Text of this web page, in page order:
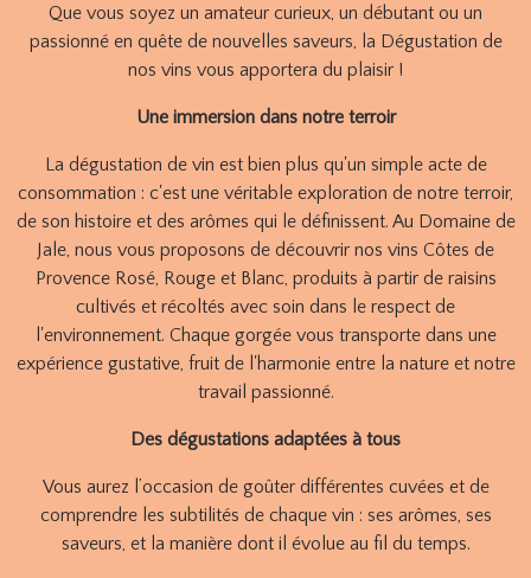
Que vous soyez un amateur curieux, un débutant ou un
passionné en quête de nouvelles saveurs, la Dégustation de
nos vins vous apportera du plaisir !
Une immersion dans notre terroir
La dégustation de vin est bien plus qu'un simple acte de
consommation : c'est une véritable exploration de notre terroir,
de son histoire et des arômes qui le définissent. Au Domaine de
Jale, nous vous proposons de découvrir nos vins Côtes de
Provence Rosé, Rouge et Blanc, produits à partir de raisins
cultivés et récoltés avec soin dans le respect de
l'environnement. Chaque gorgée vous transporte dans une
expérience gustative, fruit de l'harmonie entre la nature et notre
travail passionné.
Des dégustations adaptées à tous
Vous aurez l’occasion de goûter différentes cuvées et de
comprendre les subtilités de chaque vin : ses arômes, ses
saveurs, et la manière dont il évolue au fil du temps.